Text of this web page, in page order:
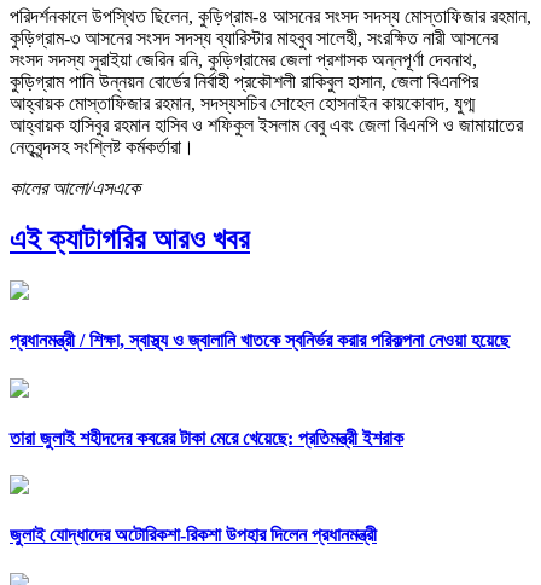
পরিদর্শনকালে উপস্থিত ছিলেন, কুড়িগ্রাম-৪ আসনের সংসদ সদস্য মোস্তাফিজার রহমান,
কুড়িগ্রাম-৩ আসনের সংসদ সদস্য ব্যারিস্টার মাহবুব সালেহী, সংরক্ষিত নারী আসনের
সংসদ সদস্য সুরাইয়া জেরিন রনি, কুড়িগ্রামের জেলা প্রশাসক অন্নপূর্ণা দেবনাথ,
কুড়িগ্রাম পানি উন্নয়ন বোর্ডের নির্বাহী প্রকৌশলী রাকিবুল হাসান, জেলা বিএনপির
আহ্বায়ক মোস্তাফিজার রহমান, সদস্যসচিব সোহেল হোসনাইন কায়কোবাদ, যুগ্ম
আহ্বায়ক হাসিবুর রহমান হাসিব ও শফিকুল ইসলাম বেবু এবং জেলা বিএনপি ও জামায়াতের
নেতৃবৃন্দসহ সংশ্লিষ্ট কর্মকর্তারা।
কালের আলো/এসএকে
এই ক্যাটাগরির আরও খবর
প্রধানমন্ত্রী /শিক্ষা, স্বাস্থ্য ও জ্বালানি খাতকে স্বনির্ভর করার পরিকল্পনা নেওয়া হয়েছে
তারা জুলাই শহীদদের কবরের টাকা মেরে খেয়েছে: প্রতিমন্ত্রী ইশরাক
জুলাই যোদ্ধাদের অটোরিকশা-রিকশা উপহার দিলেন প্রধানমন্ত্রী